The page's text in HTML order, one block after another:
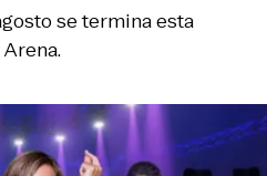
se termina esta